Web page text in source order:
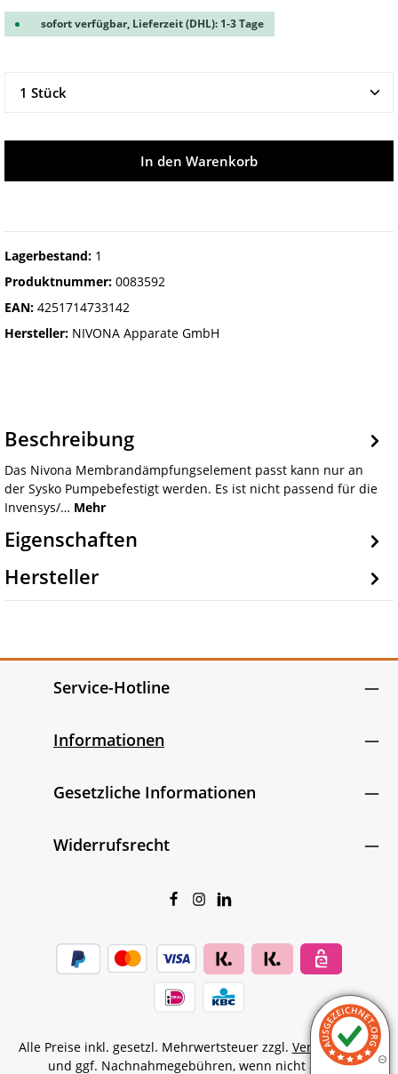
sofort verfügbar, Lieferzeit (DHL): 1-3 Tage
Produkt Anzahl: Gib den gewünschten Wert ein
In den Warenkorb
Lagerbestand: 1
Produktnummer: 0083592
EAN: 4251714733142
Hersteller: NIVONA Apparate GmbH
Beschreibung
Das Nivona Membrandämpfungselement passt kann nur an
der Sysko Pumpebefestigt werden. Es ist nicht passend für die
Invensys/… Mehr
Eigenschaften
Hersteller
Service-Hotline
Informationen
Gesetzliche Informationen
Widerrufsrecht
Alle Preise inkl. gesetzl. Mehrwertsteuer zzgl. Versandkosten
und ggf. Nachnahmegebühren, wenn nicht anders